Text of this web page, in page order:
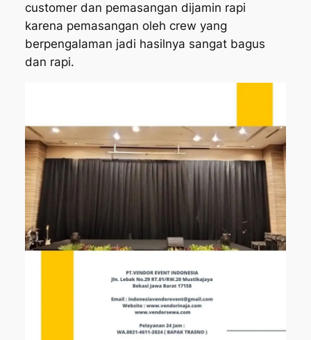
customer dan pemasangan dijamin rapi
karena pemasangan oleh crew yang
berpengalaman jadi hasilnya sangat bagus
dan rapi.